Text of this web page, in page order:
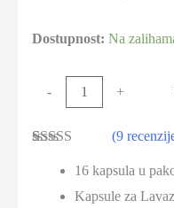
Dostupnost: Na
-
Modo
Delizioso
+
od 5 na
ocena
(9
16 kapsula u
Kapsule za